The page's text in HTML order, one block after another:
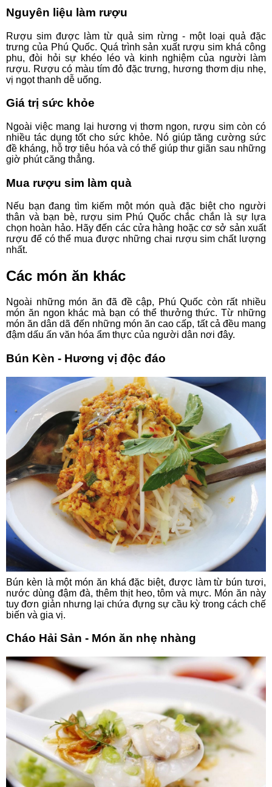
Nguyên liệu làm rượu
Rượu sim được làm từ quả sim rừng - một loại quả đặc
trưng của Phú Quốc. Quá trình sản xuất rượu sim khá công
phu, đòi hỏi sự khéo léo và kinh nghiệm của người làm
rượu. Rượu có màu tím đỏ đặc trưng, hương thơm dịu nhẹ,
vị ngọt thanh dễ uống.
Giá trị sức khỏe
Ngoài việc mang lại hương vị thơm ngon, rượu sim còn có
nhiều tác dụng tốt cho sức khỏe. Nó giúp tăng cường sức
đề kháng, hỗ trợ tiêu hóa và có thể giúp thư giãn sau những
giờ phút căng thẳng.
Mua rượu sim làm quà
Nếu bạn đang tìm kiếm một món quà đặc biệt cho người
thân và bạn bè, rượu sim Phú Quốc chắc chắn là sự lựa
chọn hoàn hảo. Hãy đến các cửa hàng hoặc cơ sở sản xuất
rượu để có thể mua được những chai rượu sim chất lượng
nhất.
Các món ăn khác
Ngoài những món ăn đã đề cập, Phú Quốc còn rất nhiều
món ăn ngon khác mà bạn có thể thưởng thức. Từ những
món ăn dân dã đến những món ăn cao cấp, tất cả đều mang
đậm dấu ấn văn hóa ẩm thực của người dân nơi đây.
Bún Kèn - Hương vị độc đáo
Bún kèn là một món ăn khá đặc biệt, được làm từ bún tươi,
nước dùng đậm đà, thêm thịt heo, tôm và mực. Món ăn này
tuy đơn giản nhưng lại chứa đựng sự cầu kỳ trong cách chế
biến và gia vị.
Cháo Hải Sản - Món ăn nhẹ nhàng